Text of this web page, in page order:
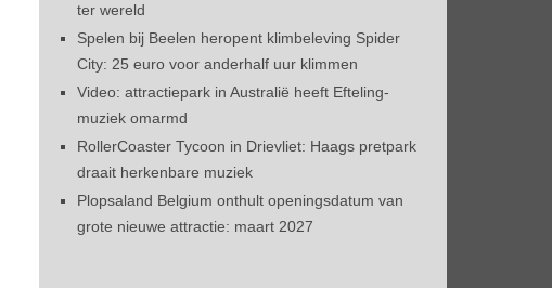
ter wereld
Spelen bij Beelen heropent klimbeleving Spider
City: 25 euro voor anderhalf uur klimmen
Video: attractiepark in Australië heeft Efteling-
muziek omarmd
RollerCoaster Tycoon in Drievliet: Haags pretpark
draait herkenbare muziek
Plopsaland Belgium onthult openingsdatum van
grote nieuwe attractie: maart 2027